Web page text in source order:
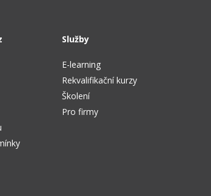
Služby
E-learning
Rekvalifikační kurzy
Školení
Pro firmy